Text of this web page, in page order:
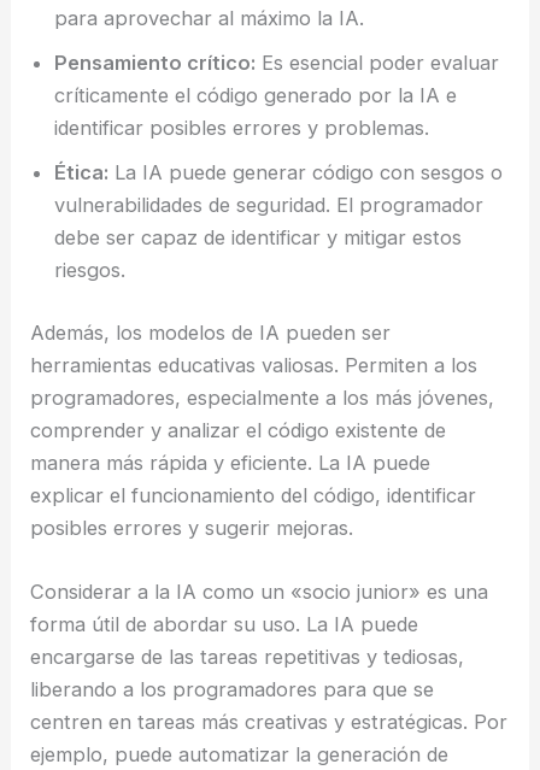
para aprovechar al máximo la IA.
Pensamiento crítico: Es esencial poder evaluar
críticamente el código generado por la IA e
identificar posibles errores y problemas.
Ética: La IA puede generar código con sesgos o
vulnerabilidades de seguridad. El programador
debe ser capaz de identificar y mitigar estos
riesgos.
Además, los modelos de IA pueden ser
herramientas educativas valiosas. Permiten a los
programadores, especialmente a los más jóvenes,
comprender y analizar el código existente de
manera más rápida y eficiente. La IA puede
explicar el funcionamiento del código, identificar
posibles errores y sugerir mejoras.
Considerar a la IA como un «socio junior» es una
forma útil de abordar su uso. La IA puede
encargarse de las tareas repetitivas y tediosas,
liberando a los programadores para que se
centren en tareas más creativas y estratégicas. Por
ejemplo, puede automatizar la generación de